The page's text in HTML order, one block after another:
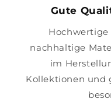
Gute
nachhaltige
im
Kollektionen und